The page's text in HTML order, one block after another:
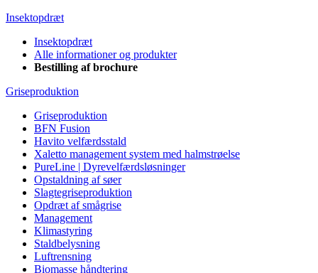
Insektopdræt
Insektopdræt
Alle informationer og produkter
Bestilling af brochure
Griseproduktion
Griseproduktion
BFN Fusion
Havito velfærdsstald
Xaletto management system med halmstrøelse
PureLine | Dyrevelfærdsløsninger
Opstaldning af søer
Slagtegriseproduktion
Opdræt af smågrise
Management
Klimastyring
Staldbelysning
Luftrensning
Biomasse håndtering